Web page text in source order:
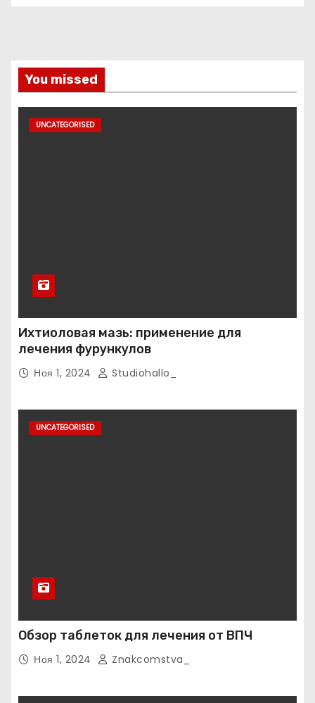
You missed
UNCATEGORISED
Ихтиоловая мазь: применение для
лечения фурункулов
Ноя 1, 2024 Studiohallo_
UNCATEGORISED
Обзор таблеток для лечения от ВПЧ
Ноя 1, 2024 Znakcomstva_